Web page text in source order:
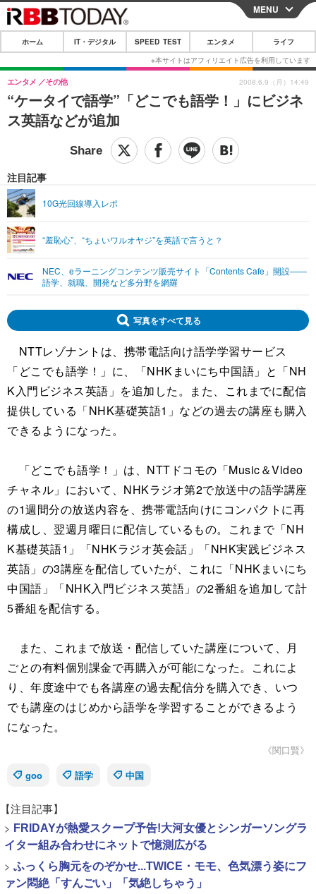
CLOSE
ホーム
IT・デジタル
IT・デジタルTOP スマートフォン
その他
SPEED TEST
映画・ドラマ
グラビア
ショッピング その他
ライフTOP
リリース一覧
プッシュ通知の停止方法
MENU
ホーム IT・デジタル SPEED TEST エンタメ ライフ
“ケータイで語学”「どこでも語学！」にビジネ
ス英語などが追加
エンタメ その他
注目記事
10G光回線導入レポ
“羞恥心”、“ちょいワルオヤジ”を英語で言うと？
NEC、eラーニングコンテンツ販売サイト「Contents Cafe」開設——
語学、就職、開発など多分野を網羅
2008.6.9（月）14:49
写真をすべて見る
NTTレゾナントは、携帯電話向け語学学習サービス
「どこでも語学！」に、「NHKまいにち中国語」と「NH
K入門ビジネス英語」を追加した。また、これまでに配信
提供している「NHK基礎英語1」などの過去の講座も購入
できるようになった。
「どこでも語学！」は、NTTドコモの「Music＆Video
チャネル」において、NHKラジオ第2で放送中の語学講座
の1週間分の放送内容を、携帯電話向けにコンパクトに再
構成し、翌週月曜日に配信しているもの。これまで「NH
K基礎英語1」「NHKラジオ英会話」「NHK実践ビジネス
英語」の3講座を配信していたが、これに「NHKまいにち
中国語」「NHK入門ビジネス英語」の2番組を追加して計
5番組を配信する。
また、これまで放送・配信していた講座について、月
ごとの有料個別課金で再購入が可能になった。これによ
り、年度途中でも各講座の過去配信分を購入でき、いつ
でも講座のはじめから語学を学習することができるよう
になった。
《関口賢》
goo
語学 中国
【注目記事】
> FRIDAYが熱愛スクープ予告!大河女優とシンガーソングラ
イター組み合わせにネットで憶測広がる
> ふっくら胸元をのぞかせ...TWICE・モモ、色気漂う姿にフ
ァン悶絶「すんごい」「気絶しちゃう」